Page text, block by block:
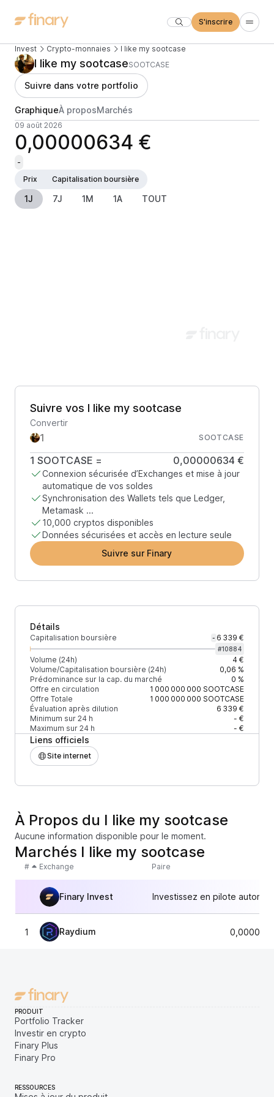
S'inscrire
Invest Crypto-monnaies I like my sootcase
I like my sootcaseSOOTCASE
Suivre dans votre portfolio
GraphiqueÀ proposMarchés
09 août 2026
0,00000634 €
-
Prix
Capitalisation boursière
1J 7J 1M 1A TOUT
Suivre vos I like my sootcase
Convertir
SOOTCASE
1 SOOTCASE = 0,00000634 €
Connexion sécurisée d’Exchanges et mise à jour
automatique de vos soldes
Synchronisation des Wallets tels que Ledger,
Metamask ...
10,000 cryptos disponibles
Données sécurisées et accès en lecture seule
Suivre sur Finary
Détails
Capitalisation boursière - 6 339 €
#10884
Volume (24h)
4 €
Volume/Capitalisation boursière (24h)
0,06 %
Prédominance sur la cap. du marché
0 %
Offre en circulation
1 000 000 000 SOOTCASE
Offre Totale
1 000 000 000 SOOTCASE
Évaluation après dilution
6 339 €
Minimum sur 24 h
- €
Maximum sur 24 h
- €
Liens officiels
Site internet
À Propos du I like my sootcase
Aucune information disponible pour le moment.
Marchés I like my sootcase
# Exchange Paire
Finary Invest Investissez en pilote
1 Raydium
PRODUIT
Portfolio Tracker
Investir en crypto
Finary Plus
Finary Pro
RESSOURCES